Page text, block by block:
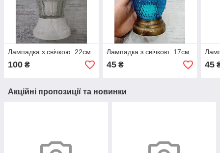
Лампадка з свічкою. 22см
100 ₴
Лампадка з свічкою. 17см
45₴ 45
Акційні пропозиції та новинки